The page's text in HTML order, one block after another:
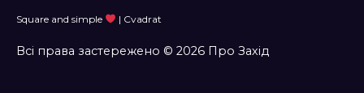
Square and simple | Cvadrat
Всі права застережено © 2026 Про Захід